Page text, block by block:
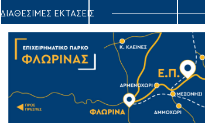
ΔΙΑΘΕΣΙΜΕΣ ΕΚΤΑΣΕΙΣ